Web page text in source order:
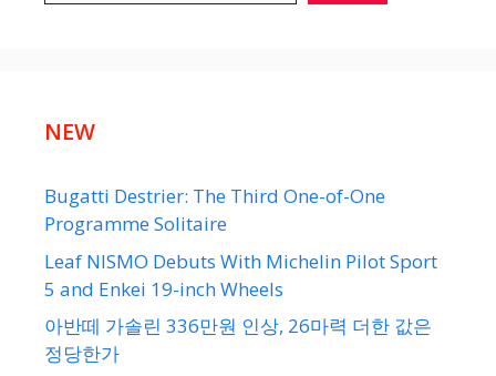
NEW
Bugatti Destrier: The Third One-of-One
Programme Solitaire
Leaf NISMO Debuts With Michelin Pilot Sport
5 and Enkei 19-inch Wheels
아반떼 가솔린 336만원 인상, 26마력 더한 값은
정당한가